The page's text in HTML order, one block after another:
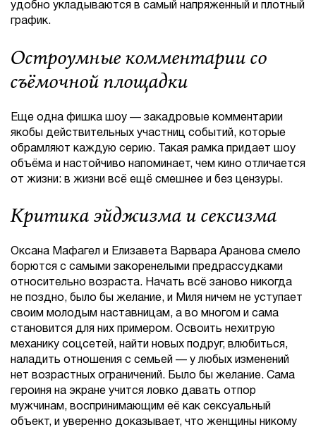
удобно укладываются в самый напряженный и плотный
график.
Остроумные комментарии со
съёмочной площадки
Еще одна фишка шоу — закадровые комментарии
якобы действительных участниц событий, которые
обрамляют каждую серию. Такая рамка придает шоу
объёма и настойчиво напоминает, чем кино отличается
от жизни: в жизни всё ещё смешнее и без цензуры.
Критика эйджизма и сексизма
Оксана Мафагел и Елизавета Варвара Аранова смело
борются с самыми закоренелыми предрассудками
относительно возраста. Начать всё заново никогда
не поздно, было бы желание, и Миля ничем не уступает
своим молодым наставницам, а во многом и сама
становится для них примером. Освоить нехитрую
механику соцсетей, найти новых подруг, влюбиться,
наладить отношения с семьей — у любых изменений
нет возрастных ограничений. Было бы желание. Сама
героиня на экране учится ловко давать отпор
мужчинам, воспринимающим её как сексуальный
объект, и уверенно доказывает, что женщины никому